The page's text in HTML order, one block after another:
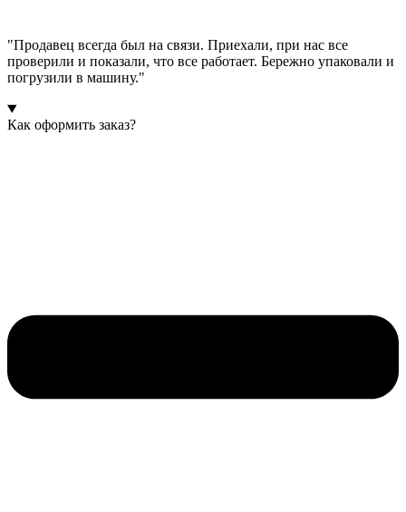
"Продавец всегда был на связи. Приехали, при нас все
проверили и показали, что все работает. Бережно упаковали и
погрузили в машину."
Как оформить заказ?